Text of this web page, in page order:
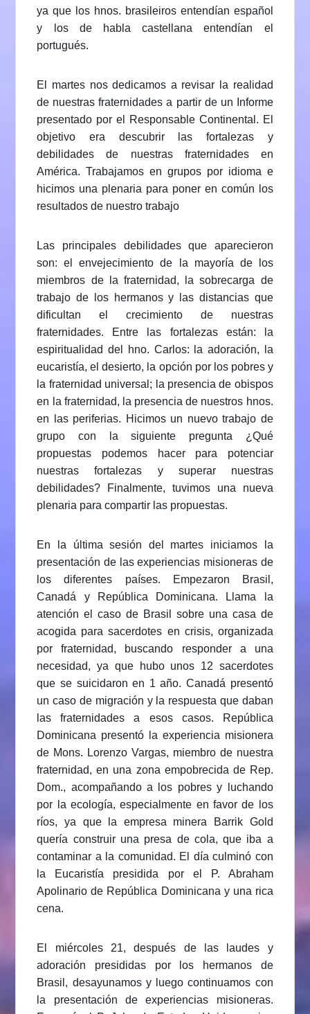
ya que los hnos. brasileiros entendían español
y los de habla castellana entendían el
portugués.
El martes nos dedicamos a revisar la realidad
de nuestras fraternidades a partir de un Informe
presentado por el Responsable Continental. El
objetivo era descubrir las fortalezas y
debilidades de nuestras fraternidades en
América. Trabajamos en grupos por idioma e
hicimos una plenaria para poner en común los
resultados de nuestro trabajo
Las principales debilidades que aparecieron
son: el envejecimiento de la mayoría de los
miembros de la fraternidad, la sobrecarga de
trabajo de los hermanos y las distancias que
dificultan el crecimiento de nuestras
fraternidades. Entre las fortalezas están: la
espiritualidad del hno. Carlos: la adoración, la
eucaristía, el desierto, la opción por los pobres y
la fraternidad universal; la presencia de obispos
en la fraternidad, la presencia de nuestros hnos.
en las periferias. Hicimos un nuevo trabajo de
grupo con la siguiente pregunta ¿Qué
propuestas podemos hacer para potenciar
nuestras fortalezas y superar nuestras
debilidades? Finalmente, tuvimos una nueva
plenaria para compartir las propuestas.
En la última sesión del martes iniciamos la
presentación de las experiencias misioneras de
los diferentes países. Empezaron Brasil,
Canadá y República Dominicana. Llama la
atención el caso de Brasil sobre una casa de
acogida para sacerdotes en crisis, organizada
por fraternidad, buscando responder a una
necesidad, ya que hubo unos 12 sacerdotes
que se suicidaron en 1 año. Canadá presentó
un caso de migración y la respuesta que daban
las fraternidades a esos casos. República
Dominicana presentó la experiencia misionera
de Mons. Lorenzo Vargas, miembro de nuestra
fraternidad, en una zona empobrecida de Rep.
Dom., acompañando a los pobres y luchando
por la ecología, especialmente en favor de los
ríos, ya que la empresa minera Barrik Gold
quería construir una presa de cola, que iba a
contaminar a la comunidad. El día culminó con
la Eucaristía presidida por el P. Abraham
Apolinario de República Dominicana y una rica
cena.
El miércoles 21, después de las laudes y
adoración presididas por los hermanos de
Brasil, desayunamos y luego continuamos con
la presentación de experiencias misioneras.